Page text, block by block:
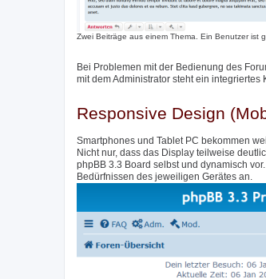
Zwei Beiträge aus einem Thema. Ein Benutzer ist
Bei Problemen mit der Bedienung des
mit dem Administrator steht ein integriertes
Responsive Design
Smartphones und Tablet PC bekommen
Nicht nur, dass das Display teilweise
phpBB 3.3 Board selbst und dynamisch
Bedürfnissen des jeweiligen Gerätes an.